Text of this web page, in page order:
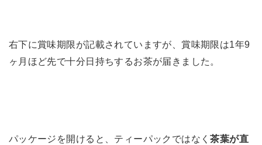
右下に賞味期限が記載されていますが、賞味期限は1年9
ヶ月ほど先で十分日持ちするお茶が届きました。
パッケージを開けると、ティーパックではなく茶葉が直